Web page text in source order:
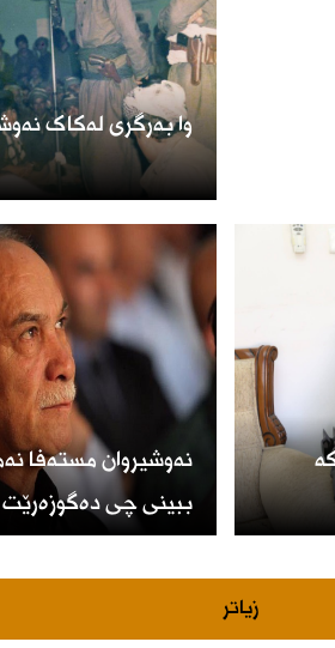
وا بەرگری لەکاک
نەوشیروان مستەفا
ببینی چی دەگوزەرێت
زیاتر